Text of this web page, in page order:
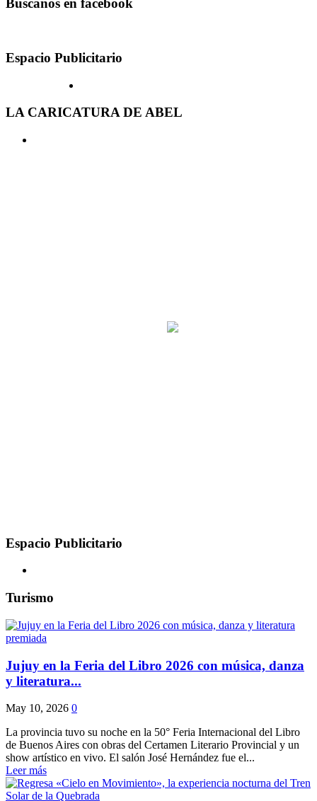
Espacio Publicitario
LA CARICATURA DE ABEL
Espacio Publicitario
Turismo
Jujuy en la Feria del Libro 2026 con música, danza
y literatura...
May 10, 2026 0
La provincia tuvo su noche en la 50° Feria Internacional del Libro
de Buenos Aires con obras del Certamen Literario Provincial y un
show artístico en vivo. El salón José Hernández fue el...
Leer más